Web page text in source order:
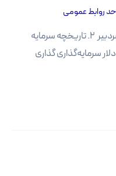
روابط عمومی
در این شماره خواهید خواند: ۱. سخن سردبیر ۲. تاریخچه سرمایه
ایران ۳. ۲۰۰ میلیارد دلار سرمایه‌گذاری گذاری